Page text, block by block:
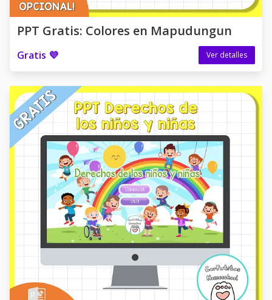
PPT Gratis: Colores en Mapudungun
Gratis 💜 Ver detalles